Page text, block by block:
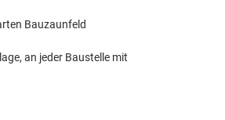
Bauzaunfeld
an jeder Baustelle mit